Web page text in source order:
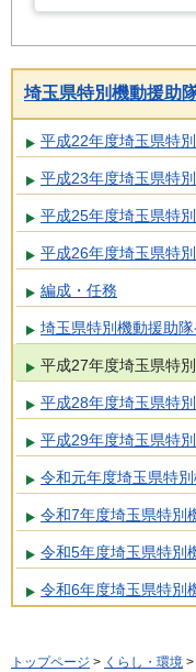
埼玉県特別機動援助
平成22年度埼玉県特
平成23年度埼玉県特
平成25年度埼玉県特
平成26年度埼玉県特
編成・任務
埼玉県特別機動援助
平成27年度埼玉県特
平成28年度埼玉県特
平成29年度埼玉県特
令和元年度埼玉県特
令和7年度埼玉県特別
令和5年度埼玉県特別
令和6年度埼玉県特別
トップページ > くらし・環境 >